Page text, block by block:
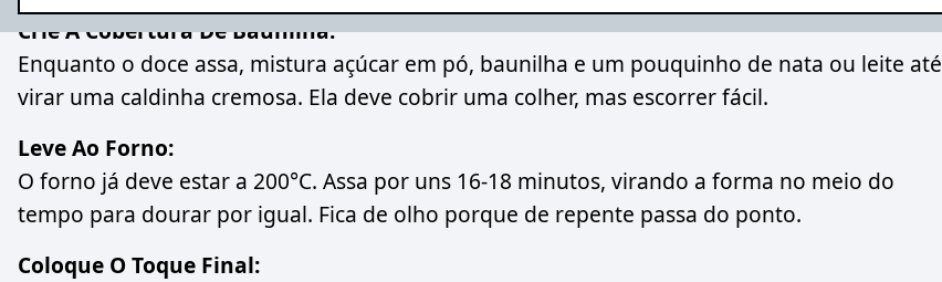
Crie A Cobertura De Baunilha:
Enquanto o doce assa, mistura açúcar em pó, baunilha e um pouquinho de nata ou leite até
virar uma caldinha cremosa. Ela deve cobrir uma colher, mas escorrer fácil.
Leve Ao Forno:
O forno já deve estar a 200°C. Assa por uns 16-18 minutos, virando a forma no meio do
tempo para dourar por igual. Fica de olho porque de repente passa do ponto.
Coloque O Toque Final: